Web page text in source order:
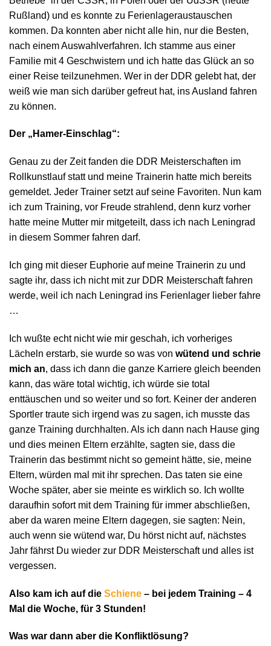
Rußland) und es konnte zu Ferienlageraustauschen
kommen. Da konnten aber nicht alle hin, nur die Besten,
nach einem Auswahlverfahren. Ich stamme aus einer
Familie mit 4 Geschwistern und ich hatte das Glück an so
einer Reise teilzunehmen. Wer in der DDR gelebt hat, der
weiß wie man sich darüber gefreut hat, ins Ausland fahren
zu können.
Der „Hamer-Einschlag“:
Genau zu der Zeit fanden die DDR Meisterschaften im
Rollkunstlauf statt und meine Trainerin hatte mich bereits
gemeldet. Jeder Trainer setzt auf seine Favoriten. Nun kam
ich zum Training, vor Freude strahlend, denn kurz vorher
hatte meine Mutter mir mitgeteilt, dass ich nach Leningrad
in diesem Sommer fahren darf.
Ich ging mit dieser Euphorie auf meine Trainerin zu und
sagte ihr, dass ich nicht mit zur DDR Meisterschaft fahren
werde, weil ich nach Leningrad ins Ferienlager lieber fahre
…
Ich wußte echt nicht wie mir geschah, ich vorheriges
Lächeln erstarb, sie wurde so was von wütend und schrie
mich an, dass ich dann die ganze Karriere gleich beenden
kann, das wäre total wichtig, ich würde sie total
enttäuschen und so weiter und so fort. Keiner der anderen
Sportler traute sich irgend was zu sagen, ich musste das
ganze Training durchhalten. Als ich dann nach Hause ging
und dies meinen Eltern erzählte, sagten sie, dass die
Trainerin das bestimmt nicht so gemeint hätte, sie, meine
Eltern, würden mal mit ihr sprechen. Das taten sie eine
Woche später, aber sie meinte es wirklich so. Ich wollte
daraufhin sofort mit dem Training für immer abschließen,
aber da waren meine Eltern dagegen, sie sagten: Nein,
auch wenn sie wütend war, Du hörst nicht auf, nächstes
Jahr fährst Du wieder zur DDR Meisterschaft und alles ist
vergessen.
Also kam ich auf die Schiene – bei jedem Training – 4
Mal die Woche, für 3 Stunden!
Was war dann aber die Konfliktlösung?